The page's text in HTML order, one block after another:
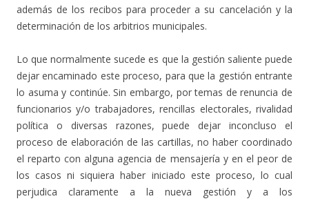
además de los recibos para proceder a su cancelación y la
determinación de los arbitrios municipales.
Lo que normalmente sucede es que la gestión saliente puede
dejar encaminado este proceso, para que la gestión entrante
lo asuma y continúe. Sin embargo, por temas de renuncia de
funcionarios y/o trabajadores, rencillas electorales, rivalidad
política o diversas razones, puede dejar inconcluso el
proceso de elaboración de las cartillas, no haber coordinado
el reparto con alguna agencia de mensajería y en el peor de
los casos ni siquiera haber iniciado este proceso, lo cual
perjudica claramente a la nueva gestión y a los